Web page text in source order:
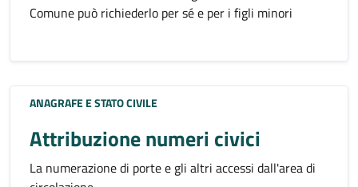
Comune può richiederlo per sé e per i figli minori
ANAGRAFE E STATO CIVILE
Attribuzione numeri civici
La numerazione di porte e gli altri accessi dall'area di